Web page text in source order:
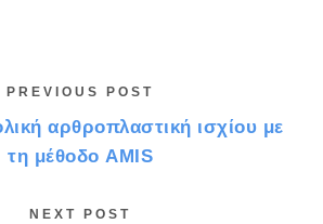
PREVIOUS POST
αρθροπλαστική ισχίου με
τη μέθοδο AMIS
NEXT POST